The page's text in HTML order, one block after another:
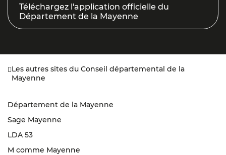
Téléchargez l'application officielle du
Département de la Mayenne
Les autres sites du Conseil départemental de la
Mayenne
Département de la Mayenne
Sage Mayenne
LDA 53
M comme Mayenne